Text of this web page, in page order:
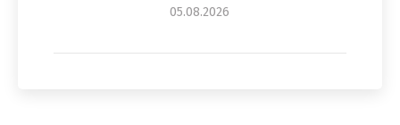
05.08.2026